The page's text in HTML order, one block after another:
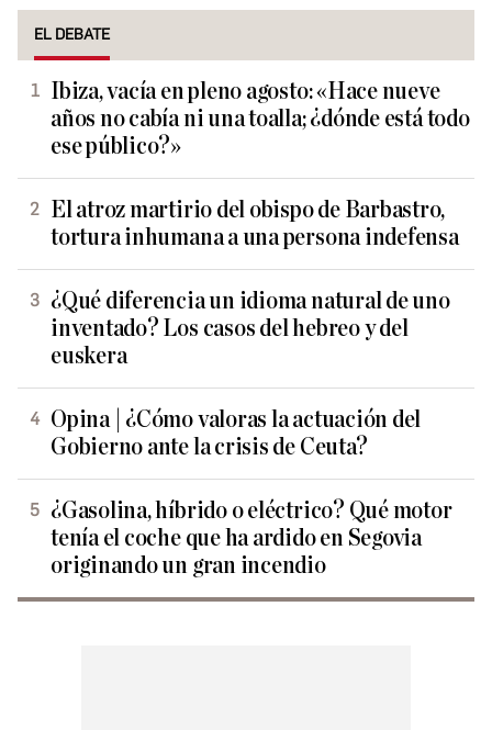
EL DEBATE
Ibiza, vacía en pleno agosto: «Hace nueve
años no cabía ni una toalla; ¿dónde está todo
ese público?»
El atroz martirio del obispo de Barbastro,
tortura inhumana a una persona indefensa
¿Qué diferencia un idioma natural de uno
inventado? Los casos del hebreo y del
euskera
Opina | ¿Cómo valoras la actuación del
Gobierno ante la crisis de Ceuta?
¿Gasolina, híbrido o eléctrico? Qué motor
tenía el coche que ha ardido en Segovia
originando un gran incendio